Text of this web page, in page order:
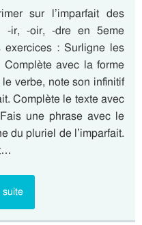
sur l’imparfait des
-ir, -oir, -dre en 5eme
exercices : Surligne les
avec la forme
verbe, note son infinitif
Complète le texte avec
une phrase avec le
du pluriel de l’imparfait.
suite